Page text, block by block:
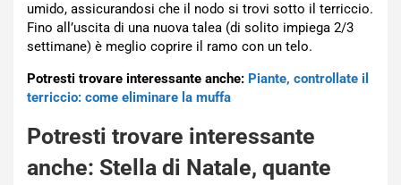
umido, assicurandosi che il nodo si trovi sotto il terriccio.
Fino all’uscita di una nuova talea (di solito impiega 2/3
settimane) è meglio coprire il ramo con un telo.
Potresti trovare interessante anche: Piante, controllate il
terriccio: come eliminare la muffa
Potresti trovare interessante
anche: Stella di Natale, quante